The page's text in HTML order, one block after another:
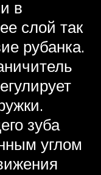
в
слой так
рубанка.
зуба
углом